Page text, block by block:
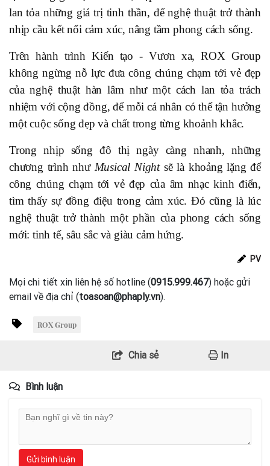
lan tỏa những giá trị tinh thần, để nghệ thuật trở thành
nhịp cầu kết nối cảm xúc, nâng tầm phong cách sống.
Trên hành trình Kiến tạo - Vươn xa, ROX Group
không ngừng nỗ lực đưa công chúng chạm tới vẻ đẹp
của nghệ thuật hàn lâm như một cách lan tỏa trách
nhiệm với cộng đồng, để mỗi cá nhân có thể tận hưởng
một cuộc sống đẹp và chất trong từng khoảnh khắc.
Trong nhịp sống đô thị ngày càng nhanh, những
chương trình như Musical Nightsẽ là khoảng lặng để
công chúng chạm tới vẻ đẹp của âm nhạc kinh điển,
tìm thấy sự đồng điệu trong cảm xúc. Đó cũng là lúc
nghệ thuật trở thành một phần của phong cách sống
mới: tinh tế, sâu sắc và giàu cảm hứng.
PV
Mọi chi tiết xin liên hệ số hotline (0915.999.467) hoặc gửi
email về địa chỉ (toasoan@phaply.vn).
ROX Group
Chia sẻ In
Bình luận
Gửi bình luận